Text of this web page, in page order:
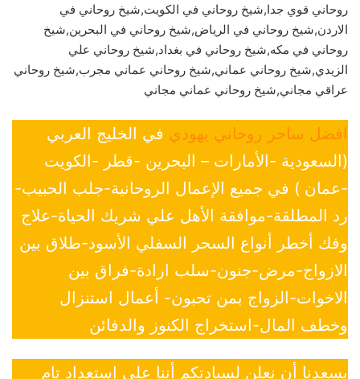
روحاني قوي جدا,شيخ روحاني في الكويت,شيخ روحاني في
الاردن,شيخ روحاني في الرياض,شيخ روحاني في البحرين,شيخ
روحاني في مكه,شيخ روحاني في بغداد,شيخ روحاني علي
الزيدي,شيخ روحاني عماني,شيخ روحاني عماني مجرب,شيخ روحاني
عراقي مجاني,شيخ روحاني عماني مجاني
افضل ساحر روحاني يهودي في الخليج العربي
(السعودية -الأمارات – البحرين -قطر -الكويت
-عمان ) في جميع الإعمال الروحانية-جلب الحبيب-
رد المطلقة-موافقة الأهل علي شريك الحياة-علاج
وفك أخطر أنواع السحر السفلي الأسود-طلاق بين
الازواج-مرض-جنون-سلب ارادة-فراق بين
الاخوات-الزواج بمن تحبون- أعمال استنزال
وخطف المال-استخراج الكنوز والدفائن
يسعدنا أن نعلن لسيادتكم أننا على إستعداد تام